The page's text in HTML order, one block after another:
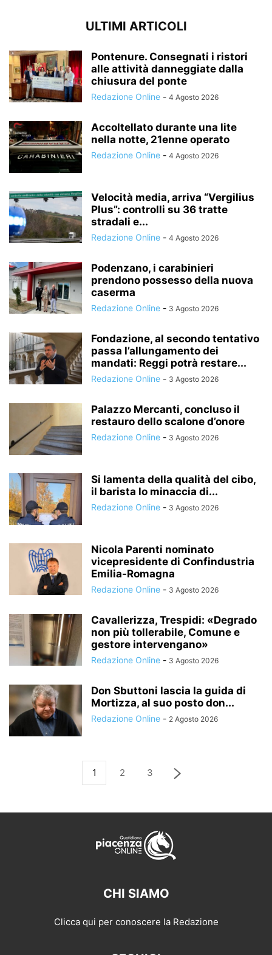
ULTIMI ARTICOLI
Pontenure. Consegnati i ristori
alle attività danneggiate dalla
chiusura del ponte
Redazione Online - 4 Agosto 2026
Accoltellato durante una lite
nella notte, 21enne operato
Redazione Online - 4 Agosto 2026
Velocità media, arriva “Vergilius
Plus”: controlli su 36 tratte
stradali e...
Redazione Online - 4 Agosto 2026
Podenzano, i carabinieri
prendono possesso della nuova
caserma
Redazione Online - 3 Agosto 2026
Fondazione, al secondo tentativo
passa l’allungamento dei
mandati: Reggi potrà restare...
Redazione Online - 3 Agosto 2026
Palazzo Mercanti, concluso il
restauro dello scalone d’onore
Redazione Online - 3 Agosto 2026
Si lamenta della qualità del cibo,
il barista lo minaccia di...
Redazione Online - 3 Agosto 2026
Nicola Parenti nominato
vicepresidente di Confindustria
Emilia-Romagna
Redazione Online - 3 Agosto 2026
Cavallerizza, Trespidi: «Degrado
non più tollerabile, Comune e
gestore intervengano»
Redazione Online - 3 Agosto 2026
Don Sbuttoni lascia la guida di
Mortizza, al suo posto don...
Redazione Online - 2 Agosto 2026
1 2 3
CHI SIAMO
Clicca qui per conoscere la Redazione